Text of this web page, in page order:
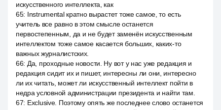
искусственного интеллекта, как
65: Instrumental кратно вырастет тоже самое, то есть
учитель все равно в этом смысле останется
первостепенным, да и не будет заменён искусственным
интеллектом тоже самое касается больших, каких-то
важных журналистских.
66: Да, проходные новости. Ну вот у нас уже редакция и
редакция сидит их и пишет, интересны ли они, интересно
ли их читать, может ли искусственный интеллект пойти в
недра условной администрации президента и найти там.
67: Exclusive. Поэтому опять же последнее слово останется